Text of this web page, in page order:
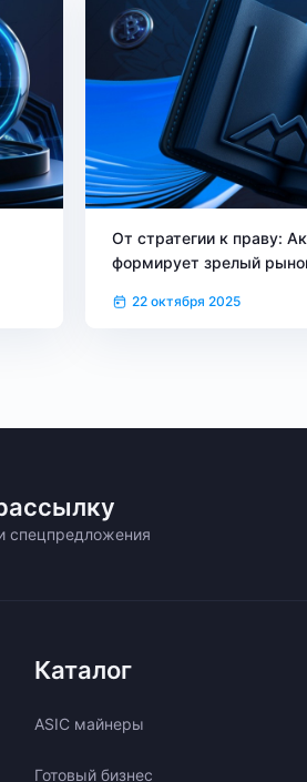
От стратегии к праву:
формирует зрелый
22 октября 2025
спецпредложения
Каталог
ASIC майнеры
Готовый бизнес